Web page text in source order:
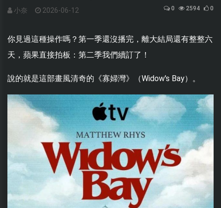
小奈 2026-06-12 0 2594 0
你見過這種操作嗎？第一季還沒播完，離大結局還有整整六
天，蘋果直接拍板：第二季我們續訂了！
說的就是這部畫風清奇的《寡婦灣》（Widow's Bay）。